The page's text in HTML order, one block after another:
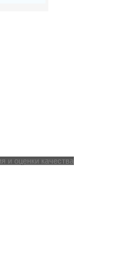
и оценки качества